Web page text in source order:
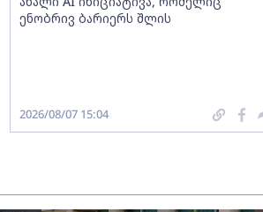
ენობრივ ბარიერს შლის
2026/08/07 15:04